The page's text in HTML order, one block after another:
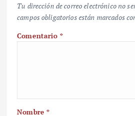
Tu dirección de correo electrónico no
campos obligatorios están marcados
Comentario *
Nombre*